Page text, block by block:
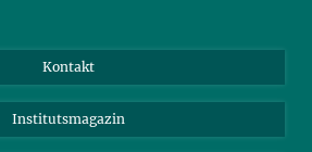
Kontakt
Institutsmagazin